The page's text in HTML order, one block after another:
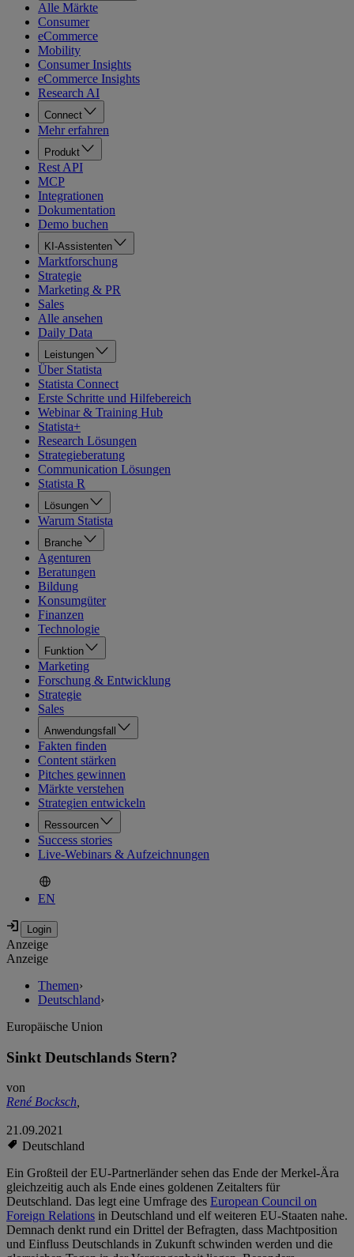
Alle Märkte
Consumer
eCommerce
Mobility
Consumer Insights
eCommerce Insights
Research AI
Connect
Mehr erfahren
Produkt
Rest API
MCP
Integrationen
Dokumentation
Demo buchen
KI-Assistenten
Marktforschung
Strategie
Marketing & PR
Sales
Alle ansehen
Daily Data
Leistungen
Über Statista
Statista Connect
Erste Schritte und Hilfebereich
Webinar & Training Hub
Statista+
Research Lösungen
Strategieberatung
Communication Lösungen
Statista R
Lösungen
Warum Statista
Branche
Agenturen
Beratungen
Bildung
Konsumgüter
Finanzen
Technologie
Funktion
Marketing
Forschung & Entwicklung
Strategie
Sales
Anwendungsfall
Fakten finden
Content stärken
Pitches gewinnen
Märkte verstehen
Strategien entwickeln
Ressourcen
Success stories
Live-Webinars & Aufzeichnungen
EN
Anzeige
Anzeige
Themen›
Deutschland›
Europäische Union
Sinkt Deutschlands Stern?
von
René Bocksch,
21.09.2021
Deutschland
Ein Großteil der EU-Partnerländer sehen das Ende der Merkel-Ära
gleichzeitig auch als Ende eines goldenen Zeitalters für
Deutschland. Das legt eine Umfrage des European Council on
Foreign Relations in Deutschland und elf weiteren EU-Staaten nahe.
Demnach denkt rund ein Drittel der Befragten, dass Machtposition
und Einfluss Deutschlands in Zukunft schwinden werden und die